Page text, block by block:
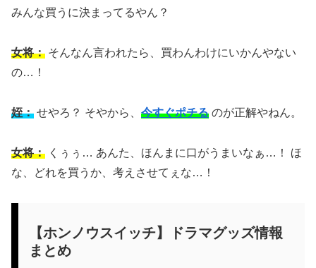
みんな買うに決まってるやん？
女将： そんなん言われたら、買わんわけにいかんやない
の…！
姪： せやろ？ そやから、 今すぐポチる のが正解やねん。
女将： くぅぅ… あんた、ほんまに口がうまいなぁ…！ ほ
な、どれを買うか、考えさせてぇな…！
【ホンノウスイッチ】ドラマグッズ情報
まとめ